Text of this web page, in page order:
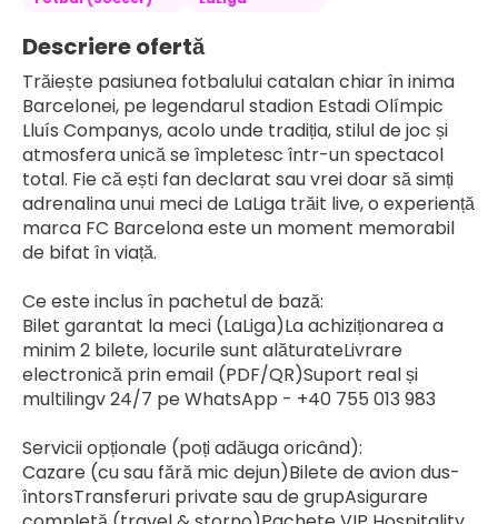
Descriere ofertă
Trăiește pasiunea fotbalului catalan chiar în inima
Barcelonei, pe legendarul stadion Estadi Olímpic
Lluís Companys, acolo unde tradiția, stilul de joc și
atmosfera unică se împletesc într-un spectacol
total. Fie că ești fan declarat sau vrei doar să simți
adrenalina unui meci de LaLiga trăit live, o experiență
marca FC Barcelona este un moment memorabil
de bifat în viață.
Ce este inclus în pachetul de bază:
Bilet garantat la meci (LaLiga)La achiziționarea a
minim 2 bilete, locurile sunt alăturateLivrare
electronică prin email (PDF/QR)Suport real și
multilingv 24/7 pe WhatsApp - +40 755 013 983
Servicii opționale (poți adăuga oricând):
Cazare (cu sau fără mic dejun)Bilete de avion dus-
întorsTransferuri private sau de grupAsigurare